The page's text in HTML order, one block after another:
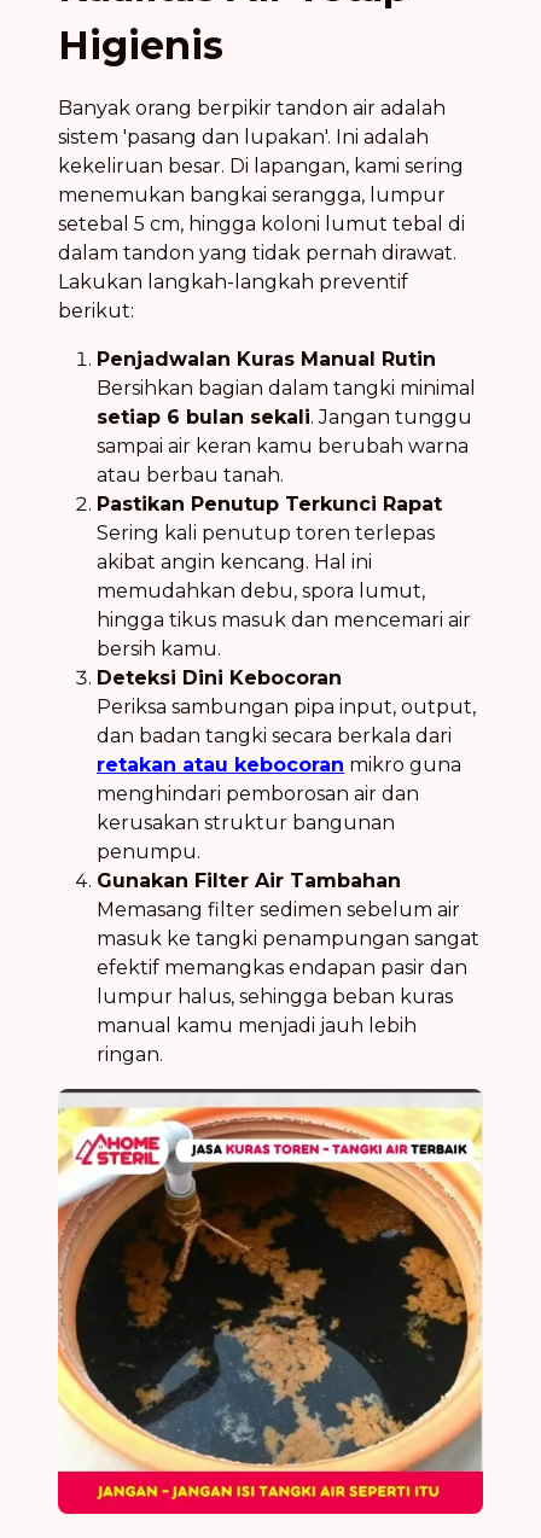
Higienis
Banyak orang berpikir tandon air adalah
sistem 'pasang dan lupakan'. Ini adalah
kekeliruan besar. Di lapangan, kami sering
menemukan bangkai serangga, lumpur
setebal 5 cm, hingga koloni lumut tebal di
dalam tandon yang tidak pernah dirawat.
Lakukan langkah-langkah preventif
berikut:
Penjadwalan Kuras Manual Rutin
Bersihkan bagian dalam tangki minimal
setiap 6 bulan sekali. Jangan tunggu
sampai air keran kamu berubah warna
atau berbau tanah.
Pastikan Penutup Terkunci Rapat
Sering kali penutup toren terlepas
akibat angin kencang. Hal ini
memudahkan debu, spora lumut,
hingga tikus masuk dan mencemari air
bersih kamu.
Deteksi Dini Kebocoran
Periksa sambungan pipa input, output,
dan badan tangki secara berkala dari
retakan atau kebocoran mikro guna
menghindari pemborosan air dan
kerusakan struktur bangunan
penumpu.
Gunakan Filter Air Tambahan
Memasang filter sedimen sebelum air
masuk ke tangki penampungan sangat
efektif memangkas endapan pasir dan
lumpur halus, sehingga beban kuras
manual kamu menjadi jauh lebih
ringan.